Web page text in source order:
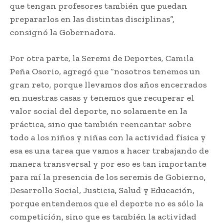
que tengan profesores también que puedan
prepararlos en las distintas disciplinas”,
consignó la Gobernadora.
Por otra parte, la Seremi de Deportes, Camila
Peña Osorio, agregó que “nosotros tenemos un
gran reto, porque llevamos dos años encerrados
en nuestras casas y tenemos que recuperar el
valor social del deporte, no solamente en la
práctica, sino que también reencantar sobre
todo a los niños y niñas con la actividad física y
esa es una tarea que vamos a hacer trabajando de
manera transversal y por eso es tan importante
para mí la presencia de los seremis de Gobierno,
Desarrollo Social, Justicia, Salud y Educación,
porque entendemos que el deporte no es sólo la
competición, sino que es también la actividad